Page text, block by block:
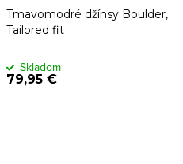
Tmavomodré džínsy Boulder,
Tailored fit
79,95 €
Skladom